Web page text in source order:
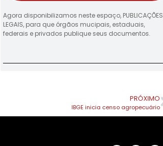
Agora disponibilizamos neste espaço, PUBLICAÇÕES
LEGAIS, para que órgãos mucipais, estaduais,
federais e privados publique seus documentos.
PRÓXIMO
IBGE inicia censo agropecuário